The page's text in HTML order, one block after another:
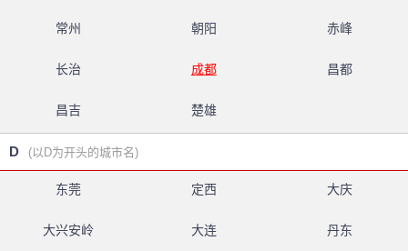
常州 朝阳 赤峰
长治 成都 昌都
昌吉 楚雄
D (以D为开头的城市名)
东莞 定西 大庆
大兴安岭 大连 丹东